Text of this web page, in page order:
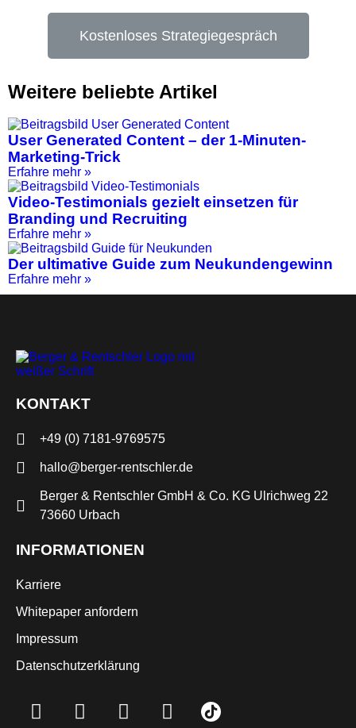
Kostenloses Strategiegespräch
Weitere beliebte Artikel
User Generated Content – der 1-Minuten-
Marketing-Trick
Erfahre mehr »
Video-Testimonials gezielt einsetzen für
Branding und Recruiting
Erfahre mehr »
Der ultimative Guide zum Neukundengewinn
Erfahre mehr »
KONTAKT
+49 (0) 7181-9769575
hallo@berger-rentschler.de
Berger & Rentschler GmbH & Co. KG Ulrichweg 22
73660 Urbach
INFORMATIONEN
Karriere
Whitepaper anfordern
Impressum
Datenschutzerklärung